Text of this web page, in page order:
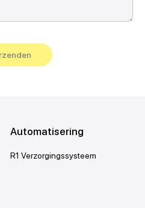
Automatisering
R1 Verzorgingssysteem